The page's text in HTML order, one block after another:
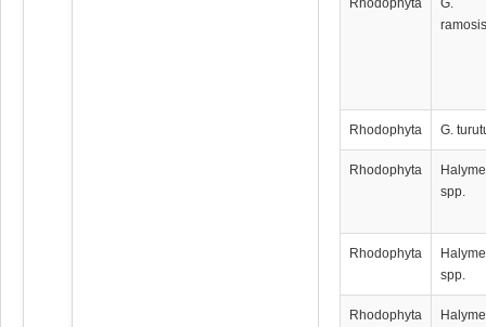
Rhodophyta G.
Rhodophyta
spp.
Rhodophyta
spp.
Rhodophyta